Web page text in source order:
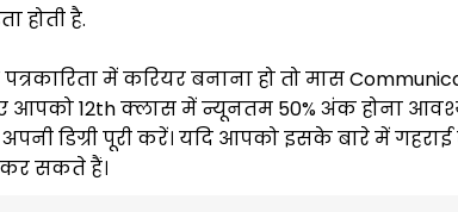
होती है.
में करियर बनाना हो तो मास
12th क्लास में न्यूनतम 50% अंक होना
डिग्री पूरी करें। यदि आपको इसके बारे में
कर सकते हैं।